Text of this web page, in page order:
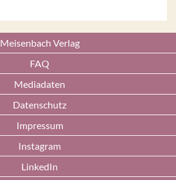
Meisenbach Verlag
FAQ
Mediadaten
Datenschutz
Impressum
Instagram
LinkedIn